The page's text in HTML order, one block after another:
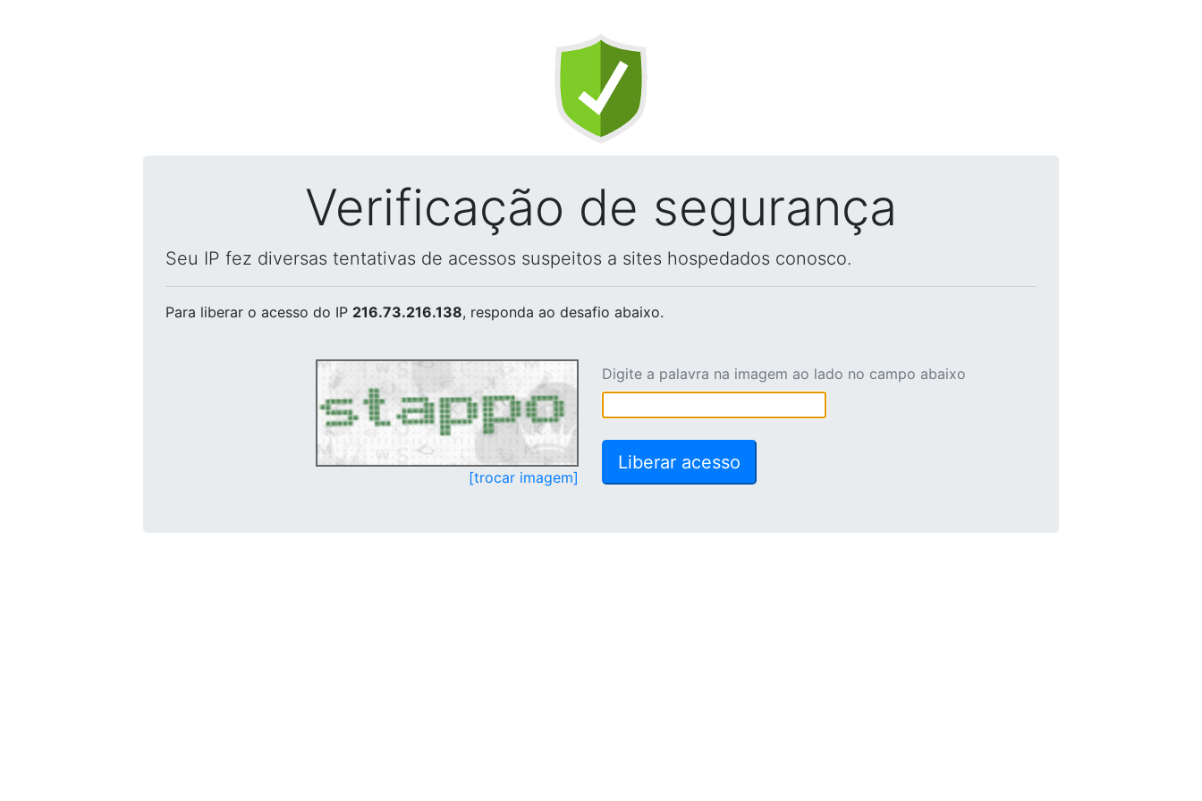
Verificação de segurança
Seu IP fez diversas tentativas de acessos suspeitos a sites hospedados conosco.
Para liberar o acesso do IP 216.73.216.138, responda ao desafio abaixo.
[trocar imagem]
Digite a palavra na imagem ao lado no campo abaixo